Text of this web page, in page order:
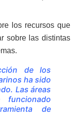
los recursos que
sobre las distintas
de los
ha sido
Las áreas
funcionado
de